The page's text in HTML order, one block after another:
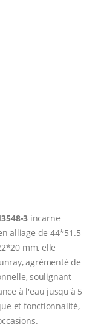
3 incarne
alliage de 44*51.5
mm, elle
agrémenté de
soulignant
à l'eau jusqu'à 5
et fonctionnalité,